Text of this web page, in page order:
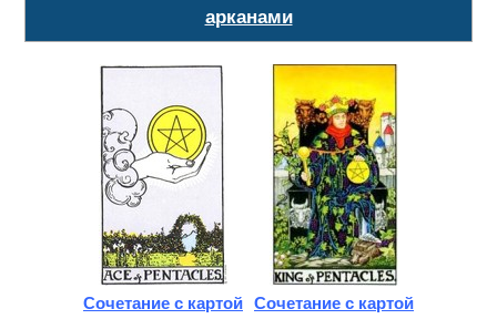
арканами
Сочетание с картой Сочетание с картой